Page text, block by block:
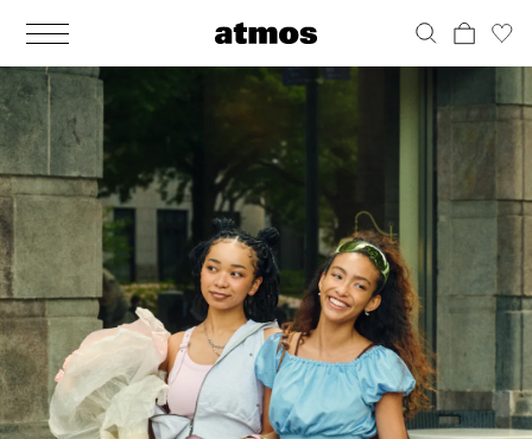
MEN
シューズ
ウェア
バッグ
アクセサリー
その他
シューズ
スニーカー
ブーツ
サンダル
その他
すべてのシューズ
ウェア
トップス
アウター
パンツ
ソックス
アンダーウェア
水着
バッグ
バックパック / リュック
ショルダー / メッセンジャーバッグ
トート / エコバッグ
クラッチ / セカンドバッグ
ウエストバッグ
その他
アクセサリー
ポーチ / ウォレット
帽子
グッズ / アクセサリー
その他
すべてのアクセサリー
その他
シューケア / グッズ
おもちゃ / フィギュア
その他
すべてのその他
WOMENS
シューズ
ウェア
バッグ
アクセサリー
その他
シューズ
スニーカー
ブーツ
サンダル / パンプス
その他
すべてのシューズ
ウェア
トップス
アウター
パンツ
ワンピース
スカート
ソックス
バッグ
バックパック / リュック
ショルダー / メッセンジャーバッグ
トート / エコバッグ
クラッチ / セカンドバッグ
ウエストバッグ
その他
アクセサリー
ポーチ / ウォレット
帽子
グッズ / アクセサリー
その他
すべてのアクセサリー
その他
シューケア / グッズ
おもちゃ / フィギュア
その他
すべてのその他